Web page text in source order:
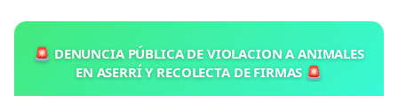
🚨 DENUNCIA PÚBLICA DE VIOLACION A ANIMALES
EN ASERRÍ Y RECOLECTA DE FIRMAS 🚨